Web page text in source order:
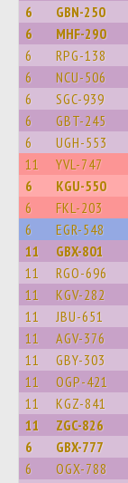
6 GBN-250
6 MHF-290
6 RPG-138
6 NCU-506
6 SGC-939
6 GBT-245
6 UGH-553
11 YVL-747
6 KGU-550
6 FKL-203
6 EGR-548
11 GBX-801
11 RGO-696
11 KGV-282
11 JBU-651
11 AGV-376
11 GBY-303
11 OGP-421
11 KGZ-841
11 ZGC-826
6 GBX-777
6 OGX-788